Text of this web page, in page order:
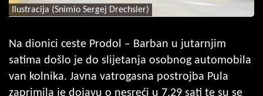
Ilustracija (Snimio Sergej Drechsler)
Na dionici ceste Prodol – Barban u jutarnjim
satima došlo je do slijetanja osobnog automobila
van kolnika. Javna vatrogasna postrojba Pula
zaprimila je dojavu o nesreći u 7.29 sati te su se